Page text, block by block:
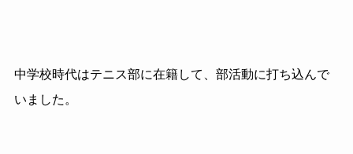
中学校時代はテニス部に在籍して、部活動に打ち込んで
いました。